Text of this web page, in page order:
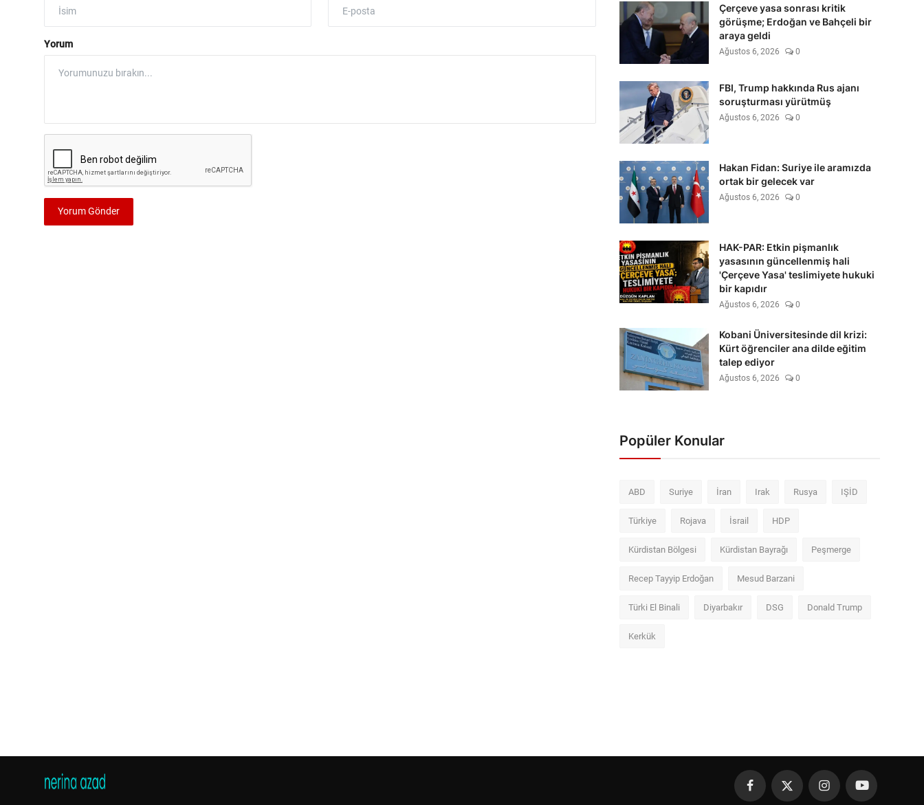
Yorum
Yorum Gönder
Çerçeve yasa sonrası kritik
görüşme; Erdoğan ve Bahçeli bir
araya geldi
Ağustos 6, 2026 0
FBI, Trump hakkında Rus ajanı
soruşturması yürütmüş
Ağustos 6, 2026 0
Hakan Fidan: Suriye ile aramızda
ortak bir gelecek var
Ağustos 6, 2026 0
HAK-PAR: Etkin pişmanlık
yasasının güncellenmiş hali
'Çerçeve Yasa' teslimiyete hukuki
bir kapıdır
Ağustos 6, 2026 0
Kobani Üniversitesinde dil krizi:
Kürt öğrenciler ana dilde eğitim
talep ediyor
Ağustos 6, 2026 0
Popüler Konular
ABD Suriye İran Irak Rusya IŞİD
Türkiye Rojava İsrail HDP
Kürdistan Bölgesi Kürdistan Bayrağı Peşmerge
Recep Tayyip Erdoğan Mesud Barzani
Türki El Binali Diyarbakır DSG Donald Trump
Kerkük